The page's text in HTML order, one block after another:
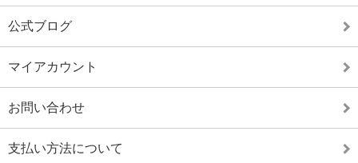
公式ブログ
マイアカウント
お問い合わせ
支払い方法について